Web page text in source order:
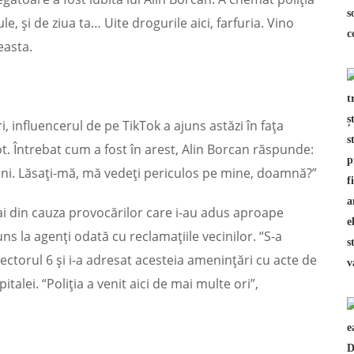
şi de ziua ta… Uite drogurile aici, farfuria. Vino
de pe TikTok a ajuns astăzi în faţa
Întrebat cum a fost în arest, Alin Borcan răspunde:
Lăsaţi-mă, mă vedeţi periculos pe mine, doamnă?”
cauza provocărilor care i-au adus aproape
la agenţi odată cu reclamaţiile vecinilor. “S-a
6 şi i-a adresat acesteia ameninţări cu acte de
“Poliţia a venit aici de mai multe ori”,